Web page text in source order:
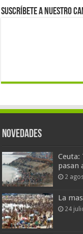
Suscríbete a nuestro
Novedades
pasan
2
La
24